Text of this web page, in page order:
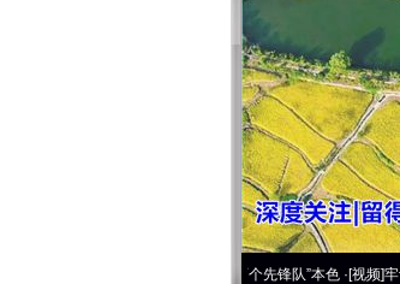
永葆“两个先锋队”本色·[视频]牢记初心